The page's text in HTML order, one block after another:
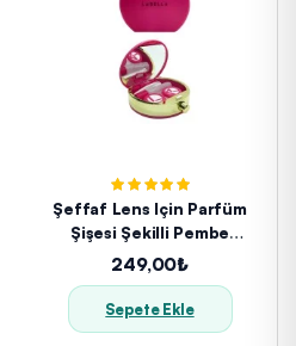
Şeffaf Lens Için Parfüm
Şişesi Şekilli Pembe
Renkli Lens Kabı
249,00₺
Sepete Ekle